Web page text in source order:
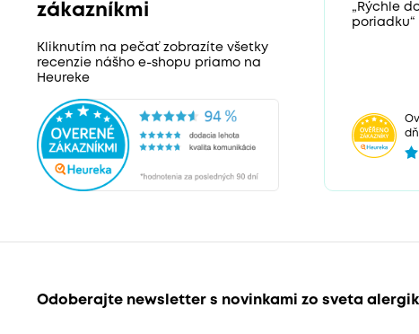
zákazníkmi
Kliknutím na pečať zobrazíte všetky
recenzie nášho e-shopu priamo na
Heureke
„Rýchle
poriadku“
Odoberajte newsletter s novinkami zo sveta